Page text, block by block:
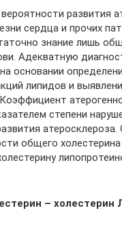
развития
сердца и прочих
знание лишь
Адекватную
основании
липидов и
степени
атеросклероза.
общего холестерина
–